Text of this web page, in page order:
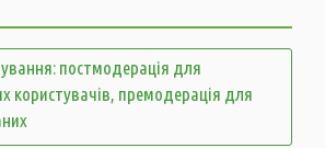
постмодерація для
користувачів, премодерація для